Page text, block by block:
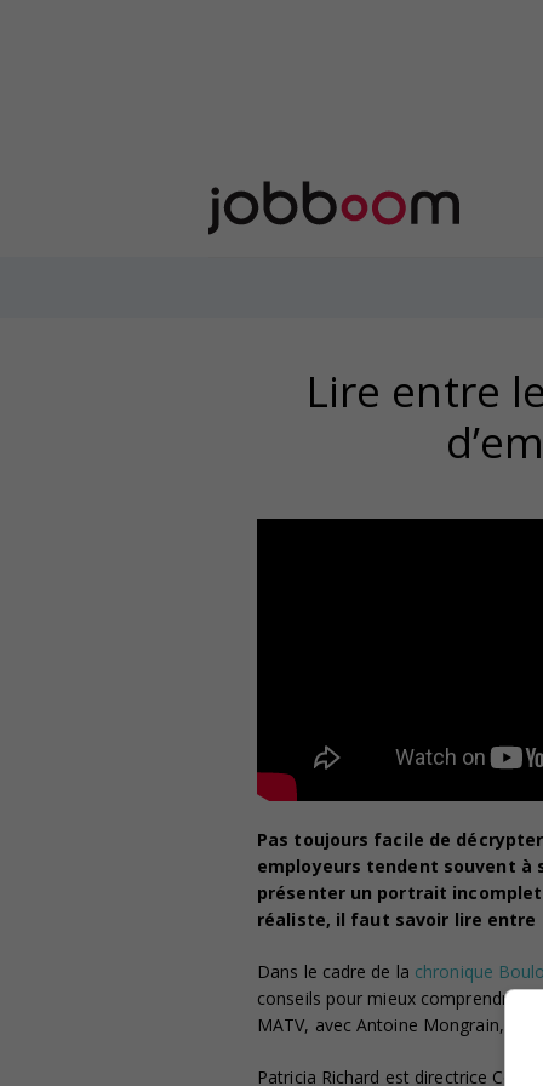
Lire entre
Pas toujours facile de
employeurs tendent souvent à
présenter un portrait
réaliste, il faut savoir lire entre
Dans le cadre de la chronique
conseils pour mieux comprendre
MATV, avec Antoine Mongrain,
Patricia Richard est directrice